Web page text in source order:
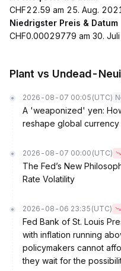
CHF22.59 am 25. Aug.
Niedrigster Preis & Datum
CHF0.00029779 am 30.
Plant vs Undead-
2026-08-07 00:05 (UTC)
A 'weaponized' yen:
reshape global currency
2026-08-07 00:00 (UTC)
The Fed’s New
Rate Volatility
2026-08-06 23:35 (UTC)
Fed Bank of St. Louis
with inflation running
policymakers cannot
they wait for the